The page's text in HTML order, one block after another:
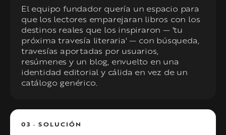
El equipo fundador quería un espacio para
que los lectores emparejaran libros con los
destinos reales que los inspiraron — 'tu
próxima travesía literaria' — con búsqueda,
travesías aportadas por usuarios,
resúmenes y un blog, envuelto en una
identidad editorial y cálida en vez de un
catálogo genérico.
03 · SOLUCIÓN